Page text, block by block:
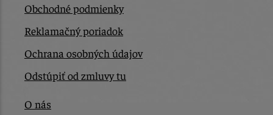
Obchodné podmienky
Reklamačný poriadok
Ochrana osobných údajov
Odstúpiť od zmluvy tu
O nás